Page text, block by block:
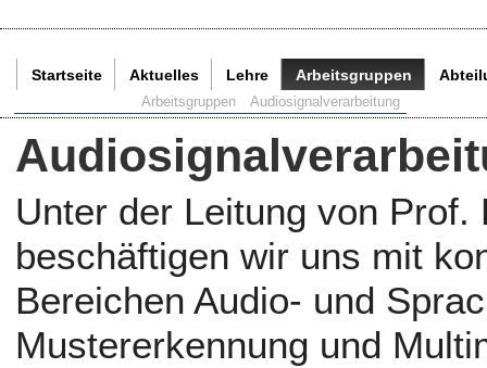
Startseite Aktuelles Lehre Arbeitsgruppen
Arbeitsgruppen Audiosignalverarbeitung
Unter der Leitung von
beschäftigen wir uns mit
Bereichen Audio- und
Mustererkennung und